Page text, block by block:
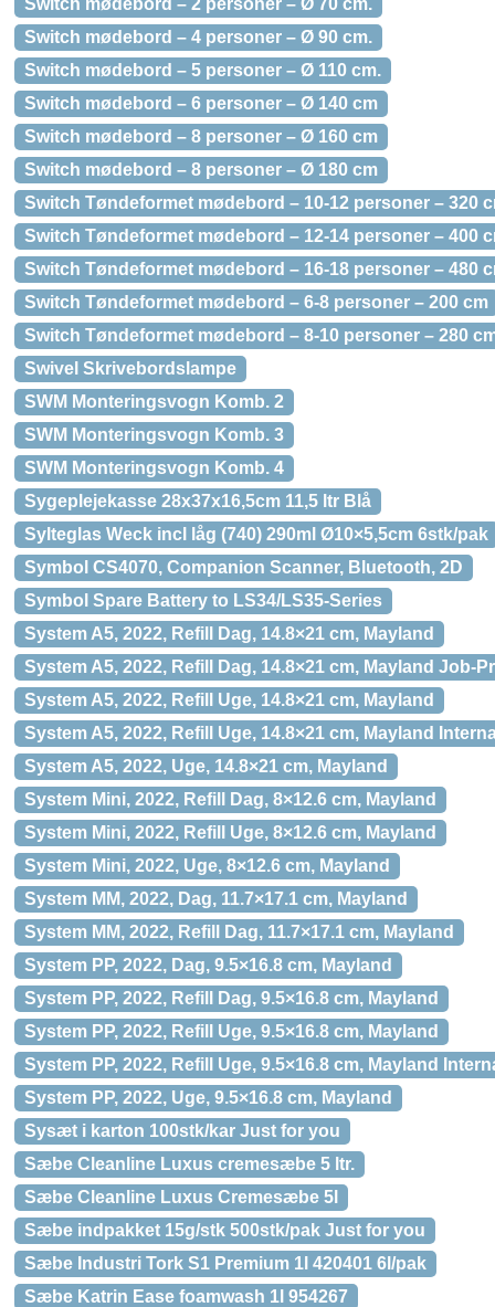
Switch mødebord – 2 personer – Ø 70 cm.
Switch mødebord – 4 personer – Ø 90 cm.
Switch mødebord – 5 personer – Ø 110 cm.
Switch mødebord – 6 personer – Ø 140 cm
Switch mødebord – 8 personer – Ø 160 cm
Switch mødebord – 8 personer – Ø 180 cm
Switch Tøndeformet mødebord – 10-12 personer – 320
Switch Tøndeformet mødebord – 12-14 personer – 400
Switch Tøndeformet mødebord – 16-18 personer – 480
Switch Tøndeformet mødebord – 6-8 personer – 200 cm
Switch Tøndeformet mødebord – 8-10 personer – 280
Swivel Skrivebordslampe
SWM Monteringsvogn Komb. 2
SWM Monteringsvogn Komb. 3
SWM Monteringsvogn Komb. 4
Sygeplejekasse 28x37x16,5cm 11,5 ltr Blå
Sylteglas Weck incl låg (740) 290ml Ø10×5,5cm 6stk/pak
Symbol CS4070, Companion Scanner, Bluetooth, 2D
Symbol Spare Battery to LS34/LS35-Series
System A5, 2022, Refill Dag, 14.8×21 cm, Mayland
System A5, 2022, Refill Dag, 14.8×21 cm, Mayland Job-
System A5, 2022, Refill Uge, 14.8×21 cm, Mayland
System A5, 2022, Refill Uge, 14.8×21 cm, Mayland
System A5, 2022, Uge, 14.8×21 cm, Mayland
System Mini, 2022, Refill Dag, 8×12.6 cm, Mayland
System Mini, 2022, Refill Uge, 8×12.6 cm, Mayland
System Mini, 2022, Uge, 8×12.6 cm, Mayland
System MM, 2022, Dag, 11.7×17.1 cm, Mayland
System MM, 2022, Refill Dag, 11.7×17.1 cm, Mayland
System PP, 2022, Dag, 9.5×16.8 cm, Mayland
System PP, 2022, Refill Dag, 9.5×16.8 cm, Mayland
System PP, 2022, Refill Uge, 9.5×16.8 cm, Mayland
System PP, 2022, Refill Uge, 9.5×16.8 cm, Mayland
System PP, 2022, Uge, 9.5×16.8 cm, Mayland
Sysæt i karton 100stk/kar Just for you
Sæbe Cleanline Luxus cremesæbe 5 ltr.
Sæbe Cleanline Luxus Cremesæbe 5l
Sæbe indpakket 15g/stk 500stk/pak Just for you
Sæbe Industri Tork S1 Premium 1l 420401 6l/pak
Sæbe Katrin Ease foamwash 1l 954267